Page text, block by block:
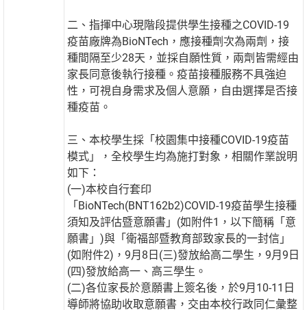
二、指揮中心現階段提供學生接種之COVID-19
疫苗廠牌為BioNTech，應接種劑次為兩劑，接
種間隔至少28天，並採自願性質，兩劑皆需經由
家長同意後執行接種。疫苗接種服務不具強迫
性，可視自身需求及個人意願，自由選擇是否接
種疫苗。
三、本校學生採「校園集中接種COVID-19疫苗
模式」，全校學生均為施打對象，相關作業說明
如下：
(一)本校自行套印
「BioNTech(BNT162b2)COVID-19疫苗學生接種
須知及評估暨意願書」(如附件1，以下簡稱「意
願書」)與「衛福部暨教育部致家長的一封信」
(如附件2)，9月8日(三)發放給高二學生，9月9日
(四)發放給高一、高三學生。
(二)各位家長於意願書上簽名後，於9月10-11日
導師將協助收取意願書，交由本校行政同仁彙整